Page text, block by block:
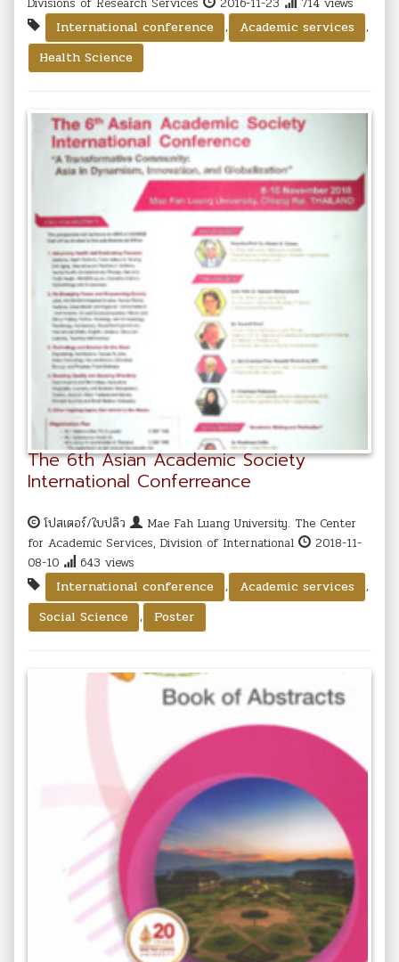
International conference
, Academic services
,
Health Science
The 6th Asian Academic Society
International Conferreance
โปสเตอร์/ใบปลิว
Mae Fah Luang University. The Center
for Academic Services, Division of International
2018-11-
08-10
643 views
International conference
, Academic services
,
Social Science
, Poster